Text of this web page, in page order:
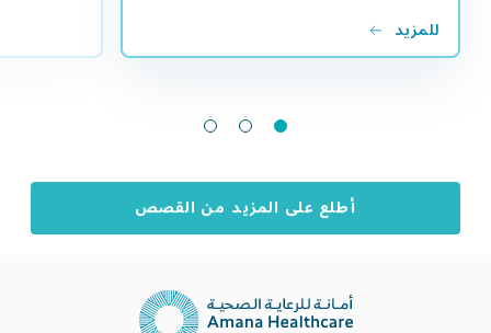
للمزيد
أطلع على المزيد من القصص